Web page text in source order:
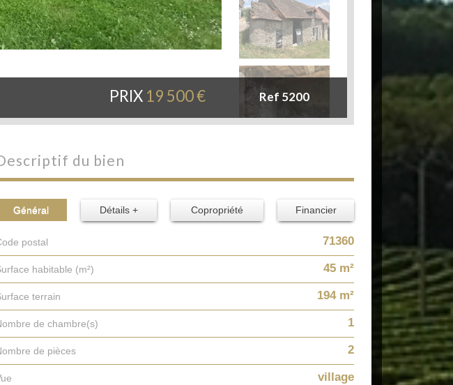
PRIX 19 500€ Ref 5200
descriptif du bien
Général Détails + Copropriété Financier
Code postal 71360
Surface habitable (m²) 45 m²
surface terrain 194 m²
Nombre de chambre(s) 1
Nombre de pièces 2
Vue village